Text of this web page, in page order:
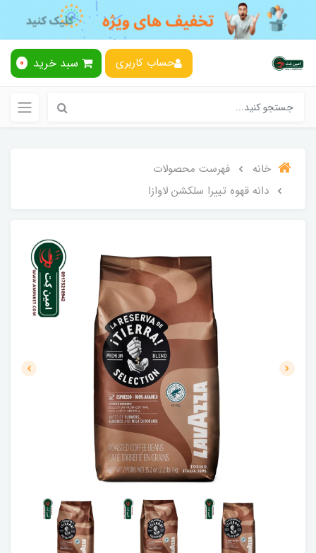
حساب کاربری سبد خرید 0
خانه
فهرست محصولات
دانه قهوه تییرا سلکشن لاوازا